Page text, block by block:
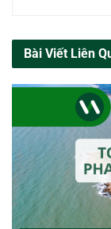
Bài Viết Liên